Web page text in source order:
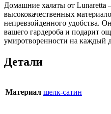
Домашние халаты от Lunaretta
высококачественных
непревзойденного удобства.
вашего гардероба и подарит
умиротворенности на каждый
Детали
Материал шелк-сатин